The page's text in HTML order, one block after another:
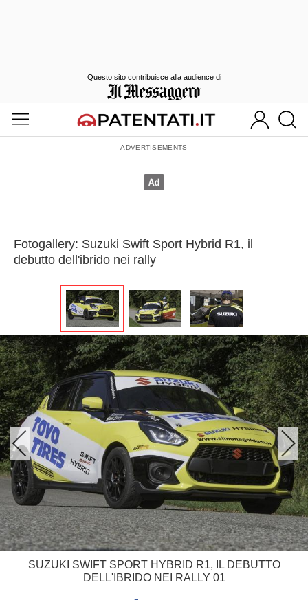
Fotogallery: Suzuki Swift Sport Hybrid R1, il
debutto dell'ibrido nei rally
SUZUKI SWIFT SPORT HYBRID R1, IL DEBUTTO
DELL'IBRIDO NEI RALLY 01
Questo sito contribuisce alla audience di